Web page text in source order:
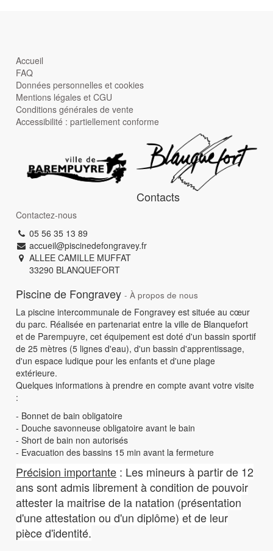
Accueil
FAQ
Données personnelles et cookies
Mentions légales et CGU
Conditions générales de vente
Accessibilité : partiellement conforme
Contacts
Contactez-nous
05 56 35 13 89
accueil@piscinedefongravey.fr
ALLEE CAMILLE MUFFAT
33290 BLANQUEFORT
Piscine de Fongravey -À propos de nous
La piscine intercommunale de Fongravey est située au cœur
du parc. Réalisée en partenariat entre la ville de Blanquefort
et de Parempuyre, cet équipement est doté d'un bassin sportif
de 25 mètres (5 lignes d'eau), d'un bassin d'apprentissage,
d'un espace ludique pour les enfants et d'une plage
extérieure.
Quelques informations à prendre en compte avant votre visite
:
- Bonnet de bain obligatoire
- Douche savonneuse obligatoire avant le bain
- Short de bain non autorisés
- Evacuation des bassins 15 min avant la fermeture
Précision importante : Les mineurs à partir de 12
ans sont admis librement à condition de pouvoir
attester la maitrise de la natation (présentation
d'une attestation ou d'un diplôme) et de leur
pièce d'identité.